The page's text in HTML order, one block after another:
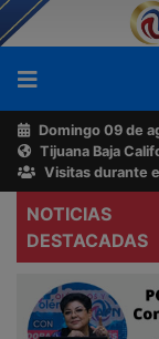
Domingo 09 de
Tijuana Baja
Visitas durante
NOTICIAS
DESTACADAS
Se hunden
Buscador
Acerca
de
AFN